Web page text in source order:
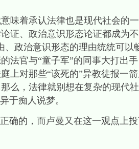
味着承认法律也是现代社会的
证、政治意识形态论证都成为
政治意识形态的理由统统可以
法官与“童子军”的同事大打出
上对那些“该死的”异教徒报一
，法律就别想在复杂的现代
于痴人说梦。
确的，而卢曼又在这一观点上